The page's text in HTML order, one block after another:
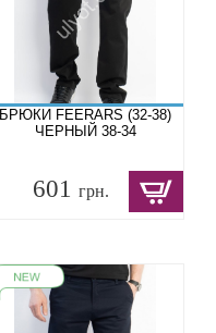
БРЮКИ FEERARS (32-38)
ЧЕРНЫЙ 38-34
601грн.